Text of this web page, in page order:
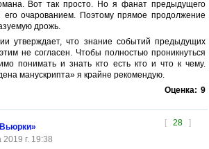
Вот так просто. Но я фанат предыдущего
его очарованием. Поэтому прямое продолжение
дрожь.
утверждает, что знание событий предыдущих
не согласен. Чтобы полностью проникнуться
понимать и знать кто есть кто и что к чему.
манускрипта» я крайне рекомендую.
Оценка: 9
[ 28 ]
2019 г. 19:38